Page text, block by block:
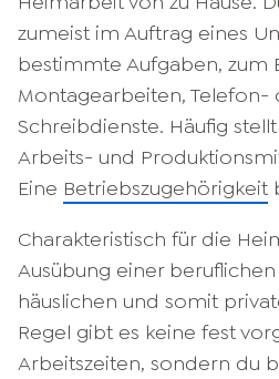
zumeist im Auftrag eines
bestimmte Aufgaben, zum
Montagearbeiten, Telefon-
Schreibdienste. Häufig
Arbeits- und
Eine Betriebszugehörigkeit
Charakteristisch für die
Ausübung einer
häuslichen und somit
Regel gibt es keine fest
Arbeitszeiten, sondern du